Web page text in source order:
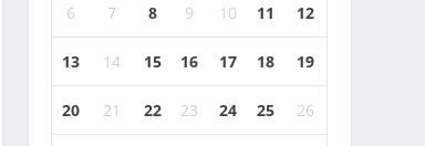
6 7 8 9 10 11 12
13 14 15 16 17 18 19
20 21 22 23 24 25 26